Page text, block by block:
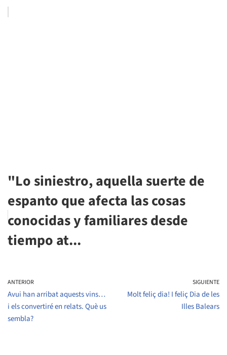
"Lo siniestro, aquella suerte de
espanto que afecta las cosas
conocidas y familiares desde
tiempo at...
ANTERIOR
Avui han arribat aquests vins…
i els convertiré en relats. Què us
sembla?
SIGUIENTE
Molt feliç dia! I feliç Dia de les
Illes Balears